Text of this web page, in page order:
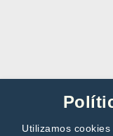
Utilizamos